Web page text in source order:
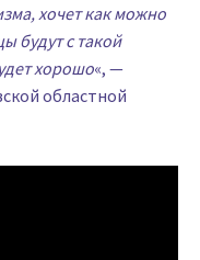
хочет как можно
будут с такой
хорошо«, —
областной